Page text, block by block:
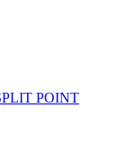
POINT